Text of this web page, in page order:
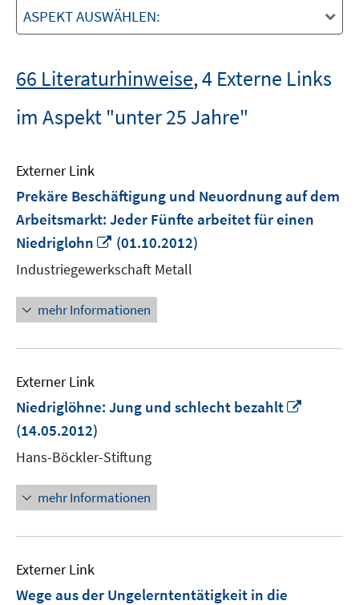
ASPEKT AUSWÄHLEN:
66 Literaturhinweise,4 Externe Links
im Aspekt "unter 25 Jahre"
Externer Link
Prekäre Beschäftigung und Neuordnung auf dem
Arbeitsmarkt: Jeder Fünfte arbeitet für einen
Niedriglohn
In
neuem
Fenster
öffnen
(01.10.2012)
Industriegewerkschaft Metall
mehr Informationen
Externer Link
Niedriglöhne: Jung und schlecht bezahlt
(14.05.2012)
Hans-Böckler-Stiftung
mehr Informationen
Externer Link
Wege aus der Ungelerntentätigkeit in die